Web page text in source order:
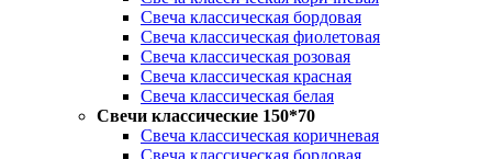
Свеча классическая бордовая
Свеча классическая фиолетовая
Свеча классическая розовая
Свеча классическая красная
Свеча классическая белая
Свечи классические 150*70
Свеча классическая коричневая